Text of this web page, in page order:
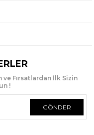
Fırsatlardan İlk Sizin
!
GÖNDER